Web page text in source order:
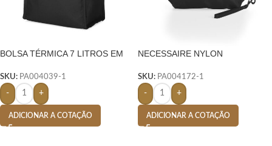
BOLSA TÉRMICA 7 LITROS EM
SKU: PA004039-1
- +
ADICIONAR A COTAÇÃO
NECESSAIRE NYLON
SKU: PA004172-1
- +
ADICIONAR A COTAÇÃO